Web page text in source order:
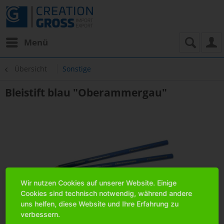
Menü
Übersicht Sonstige
Bleistift blau "Oberammergau"
Wir nutzen Cookies auf unserer Website. Einige
Cookies sind technisch notwendig, während andere
uns helfen, diese Website und Ihre Erfahrung zu
verbessern.